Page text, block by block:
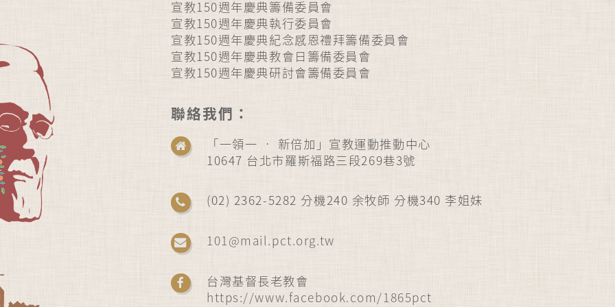
宣教150週年慶典籌備委員會
宣教150週年慶典執行委員會
宣教150週年慶典紀念感恩禮拜籌備委員會
宣教150週年慶典教會日籌備委員會
宣教150週年慶典研討會籌備委員會
聯絡我們：
「一領一 ‧ 新倍加」宣教運動推動中心
10647 台北市羅斯福路三段269巷3號
(02) 2362-5282 分機240 余牧師 分機340 李姐妹
101@mail.pct.org.tw
台灣基督長老教會
https://www.facebook.com/1865pct